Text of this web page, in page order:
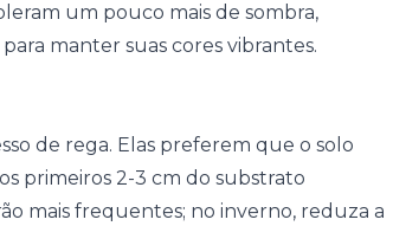
um pouco mais de sombra,
manter suas cores vibrantes.
de rega. Elas preferem que o solo
primeiros 2-3 cm do substrato
mais frequentes; no inverno, reduza a